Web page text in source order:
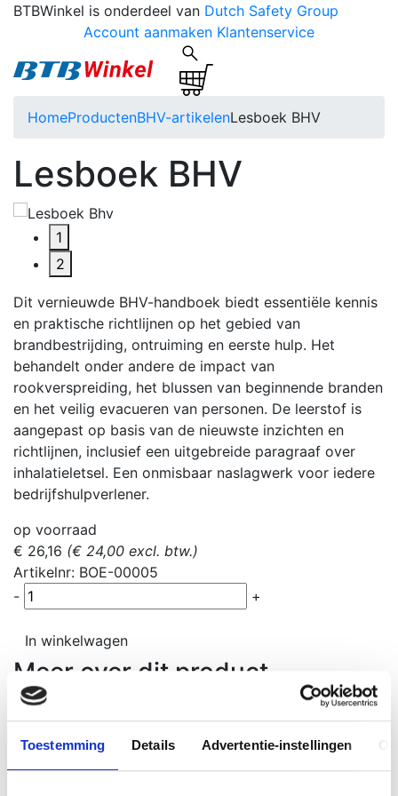
Toestemming Details Advertentie-instellingen
BTBWinkel is onderdeel van Dutch Safety Group
Account aanmaken Klantenservice
HomeProductenBHV-artikelenLesboek BHV
Lesboek BHV
1
2
Dit vernieuwde BHV-handboek biedt essentiële kennis
en praktische richtlijnen op het gebied van
brandbestrijding, ontruiming en eerste hulp. Het
behandelt onder andere de impact van
rookverspreiding, het blussen van beginnende branden
en het veilig evacueren van personen. De leerstof is
aangepast op basis van de nieuwste inzichten en
richtlijnen, inclusief een uitgebreide paragraaf over
inhalatieletsel. Een onmisbaar naslagwerk voor iedere
bedrijfshulpverlener.
op voorraad
€ 26,16 (€ 24,00 excl. btw.)
Artikelnr: BOE-00005
-
+
In winkelwagen
Meer over dit product
Als bedrijfshulpverlener (BHV’er) kun je het verschil
maken bij incidenten, zoals een brand of een ongeval
op de werkvloer. Dit volledig herziene handboek biedt
de meest actuele leerstof over brandbestrijding,